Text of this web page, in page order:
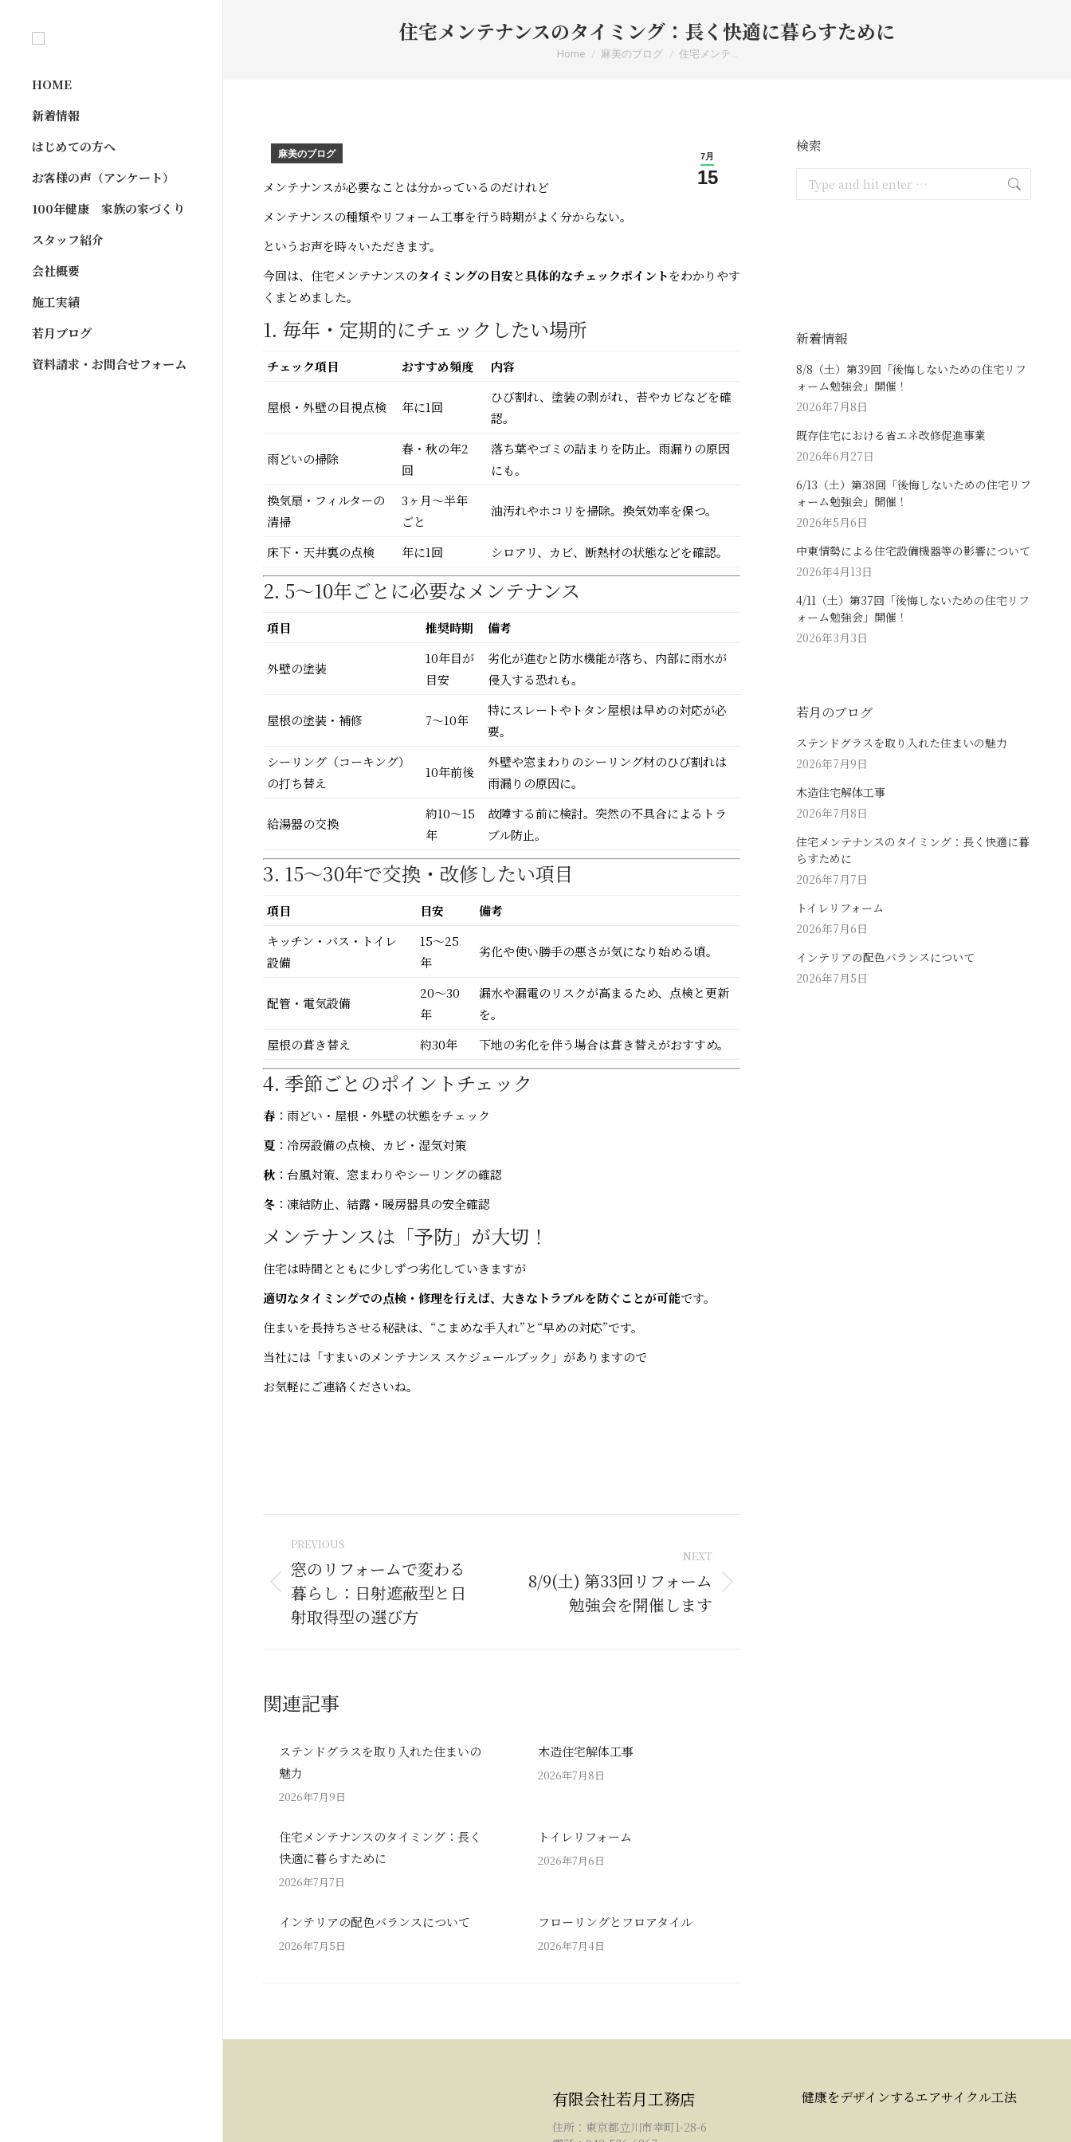
HOME
新着情報
はじめての方へ
お客様の声（アンケート）
100年健康 家族の家づくり
スタッフ紹介
会社概要
施工実績
若月ブログ
資料請求・お問合せフォーム
住宅メンテナンスのタイミング：長く快適に暮らすために
You are here:
Home 麻美のブログ 住宅メンテ…
7月
15
麻美のブログ
メンテナンスが必要なことは分かっているのだけれど
メンテナンスの種類やリフォーム工事を行う時期がよく分からない。
というお声を時々いただきます。
今回は、住宅メンテナンスのタイミングの目安と具体的なチェックポイントをわかりやす
くまとめました。
1. 毎年・定期的にチェックしたい場所
チェック項目 おすすめ頻度 内容
屋根・外壁の目視点検 年に1回
ひび割れ、塗装の剥がれ、苔やカビなどを確
認。
雨どいの掃除
春・秋の年2
回
落ち葉やゴミの詰まりを防止。雨漏りの原因
にも。
換気扇・フィルターの
清掃
3ヶ月〜半年
ごと
油汚れやホコリを掃除。換気効率を保つ。
床下・天井裏の点検 年に1回 シロアリ、カビ、断熱材の状態などを確認。
2. 5〜10年ごとに必要なメンテナンス
項目 推奨時期 備考
外壁の塗装
10年目が
目安
劣化が進むと防水機能が落ち、内部に雨水が
侵入する恐れも。
屋根の塗装・補修 7〜10年
特にスレートやトタン屋根は早めの対応が必
要。
シーリング（コーキング）
の打ち替え
10年前後
外壁や窓まわりのシーリング材のひび割れは
雨漏りの原因に。
給湯器の交換
約10〜15
年
故障する前に検討。突然の不具合によるトラ
ブル防止。
3. 15〜30年で交換・改修したい項目
項目 目安
備考
キッチン・バス・トイレ
設備
15〜25
年
劣化や使い勝手の悪さが気になり始める頃。
配管・電気設備
20〜30
年
漏水や漏電のリスクが高まるため、点検と更新
を。
屋根の葺き替え
約30年 下地の劣化を伴う場合は葺き替えがおすすめ。
4. 季節ごとのポイントチェック
春 ：雨どい・屋根・外壁の状態をチェック
夏 ：冷房設備の点検、カビ・湿気対策
秋 ：台風対策、窓まわりやシーリングの確認
冬 ：凍結防止、結露・暖房器具の安全確認
メンテナンスは「予防」が大切！
住宅は時間とともに少しずつ劣化していきますが
適切なタイミングでの点検・修理を行えば、大きなトラブルを防ぐことが可能です。
住まいを長持ちさせる秘訣は、“こまめな手入れ”と“早めの対応”です。
当社には「すまいのメンテナンス スケジュールブック」がありますので
お気軽にご連絡くださいね。
Post
navigation
PREVIOUS
Previous
post:
窓のリフォームで変わる
暮らし：日射遮蔽型と日
射取得型の選び方
NEXT
Next
8/9(土) 第33回リフォーム
勉強会を開催します
関連記事
ステンドグラスを取り入れた住まいの
魅力
2026年7月9日
木造住宅解体工事
2026年7月8日
住宅メンテナンスのタイミング：長く
快適に暮らすために
2026年7月7日
トイレリフォーム
2026年7月6日
インテリアの配色バランスについて
2026年7月5日
フローリングとフロアタイル
2026年7月4日
検索
新着情報
8/8（土）第39回「後悔しないための住宅リフ
ォーム勉強会」開催！
2026年7月8日
既存住宅における省エネ改修促進事業
2026年6月27日
6/13（土）第38回「後悔しないための住宅リフ
ォーム勉強会」開催！
2026年5月6日
中東情勢による住宅設備機器等の影響について
2026年4月13日
4/11（土）第37回「後悔しないための住宅リフ
ォーム勉強会」開催！
2026年3月3日
若月のブログ
ステンドグラスを取り入れた住まいの魅力
2026年7月9日
木造住宅解体工事
2026年7月8日
住宅メンテナンスのタイミング：長く快適に暮
らすために
2026年7月7日
トイレリフォーム
2026年7月6日
インテリアの配色バランスについて
2026年7月5日
有限会社若月工務店
住所：東京都立川市幸町1-28-6
健康をデザインするエアサイクル工法